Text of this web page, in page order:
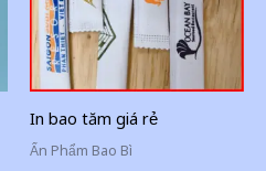
In bao tăm giá rẻ
Ấn Phẩm Bao Bì